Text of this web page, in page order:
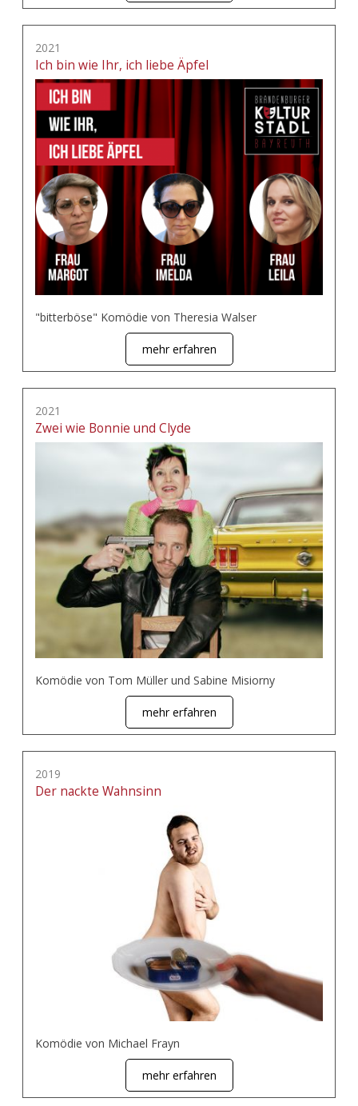
2021
Ich bin wie Ihr, ich liebe Äpfel
"bitterböse" Komödie von Theresia Walser
mehr erfahren
2021
Zwei wie Bonnie und Clyde
Komödie von Tom Müller und Sabine Misiorny
mehr erfahren
2019
Der nackte Wahnsinn
Komödie von Michael Frayn
mehr erfahren